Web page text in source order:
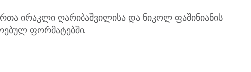
ირაკლი ღარიბაშვილისა და ნიკოლ ფაშინიანის
ფორმატებში.